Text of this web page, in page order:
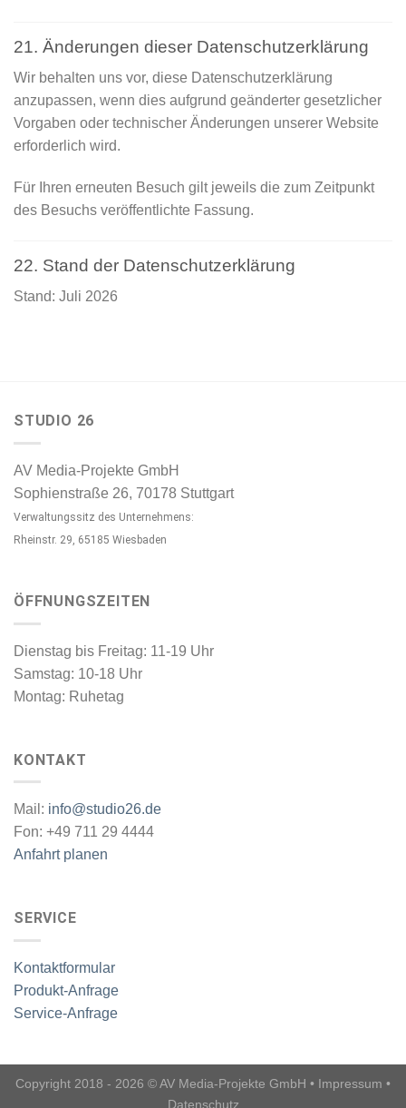
21. Änderungen dieser Datenschutzerklärung
Wir behalten uns vor, diese Datenschutzerklärung
anzupassen, wenn dies aufgrund geänderter gesetzlicher
Vorgaben oder technischer Änderungen unserer Website
erforderlich wird.
Für Ihren erneuten Besuch gilt jeweils die zum Zeitpunkt
des Besuchs veröffentlichte Fassung.
22. Stand der Datenschutzerklärung
Stand: Juli 2026
STUDIO 26
AV Media-Projekte GmbH
Sophienstraße 26, 70178 Stuttgart
Verwaltungssitz des Unternehmens:
Rheinstr. 29, 65185 Wiesbaden
ÖFFNUNGSZEITEN
Dienstag bis Freitag: 11-19 Uhr
Samstag: 10-18 Uhr
Montag: Ruhetag
KONTAKT
Mail: info@studio26.de
Fon: +49 711 29 4444
Anfahrt planen
SERVICE
Kontaktformular
Produkt-Anfrage
Service-Anfrage
Copyright 2018 - 2026 © AV Media-Projekte GmbH • Impressum •
Datenschutz